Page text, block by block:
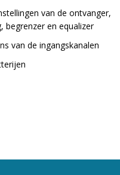
van de ontvanger,
begrenzer en equalizer
van de ingangskanalen